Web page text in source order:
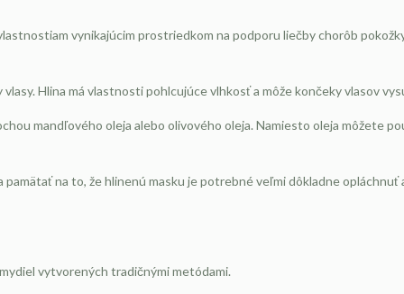
vynikajúcim prostriedkom na podporu liečby chorôb
Hlina má vlastnosti pohlcujúce vlhkosť a môže končeky vlasov
mandľového oleja alebo olivového oleja. Namiesto oleja môžete
pamätať na to, že hlinenú masku je potrebné veľmi dôkladne
vytvorených tradičnými metódami.